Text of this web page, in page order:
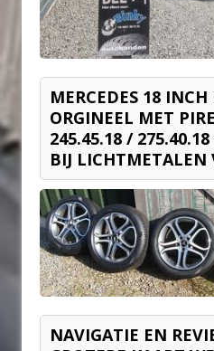
MERCEDES 18 INCH
ORGINEEL MET
245.45.18 /
BIJ LICHTMETALEN
NAVIGATIE EN